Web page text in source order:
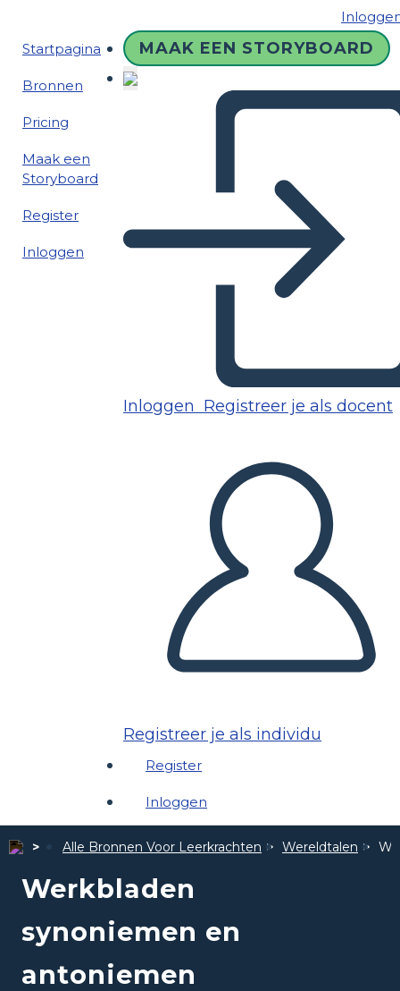
Startpagina
Bronnen
Pricing
Maak een
Storyboard
Register
Inloggen
MAAK EEN STORYBOARD
Inloggen Registreer je als docent
Registreer je als individu
Register
Inloggen
Alle Bronnen Voor Leerkrachten Wereldtalen
Werkbladen
synoniemen en
antoniemen